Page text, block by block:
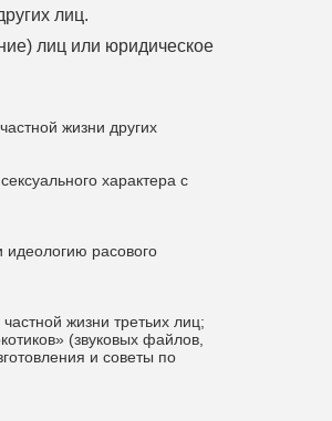
лиц.
лиц или юридическое
жизни других
характера с
идеологию расового
жизни третьих лиц;
(звуковых файлов,
и советы по